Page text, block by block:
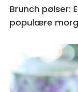
Brunch pølser:
populære